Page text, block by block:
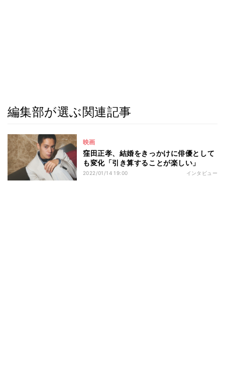
編集部が選ぶ関連記事
映画
窪田正孝、結婚をきっかけに俳優として
も変化「引き算することが楽しい」
2022/01/14 19:00 インタビュー